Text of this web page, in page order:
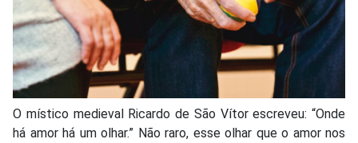
O místico medieval Ricardo de São Vítor escreveu: “Onde
há amor há um olhar.” Não raro, esse olhar que o amor nos